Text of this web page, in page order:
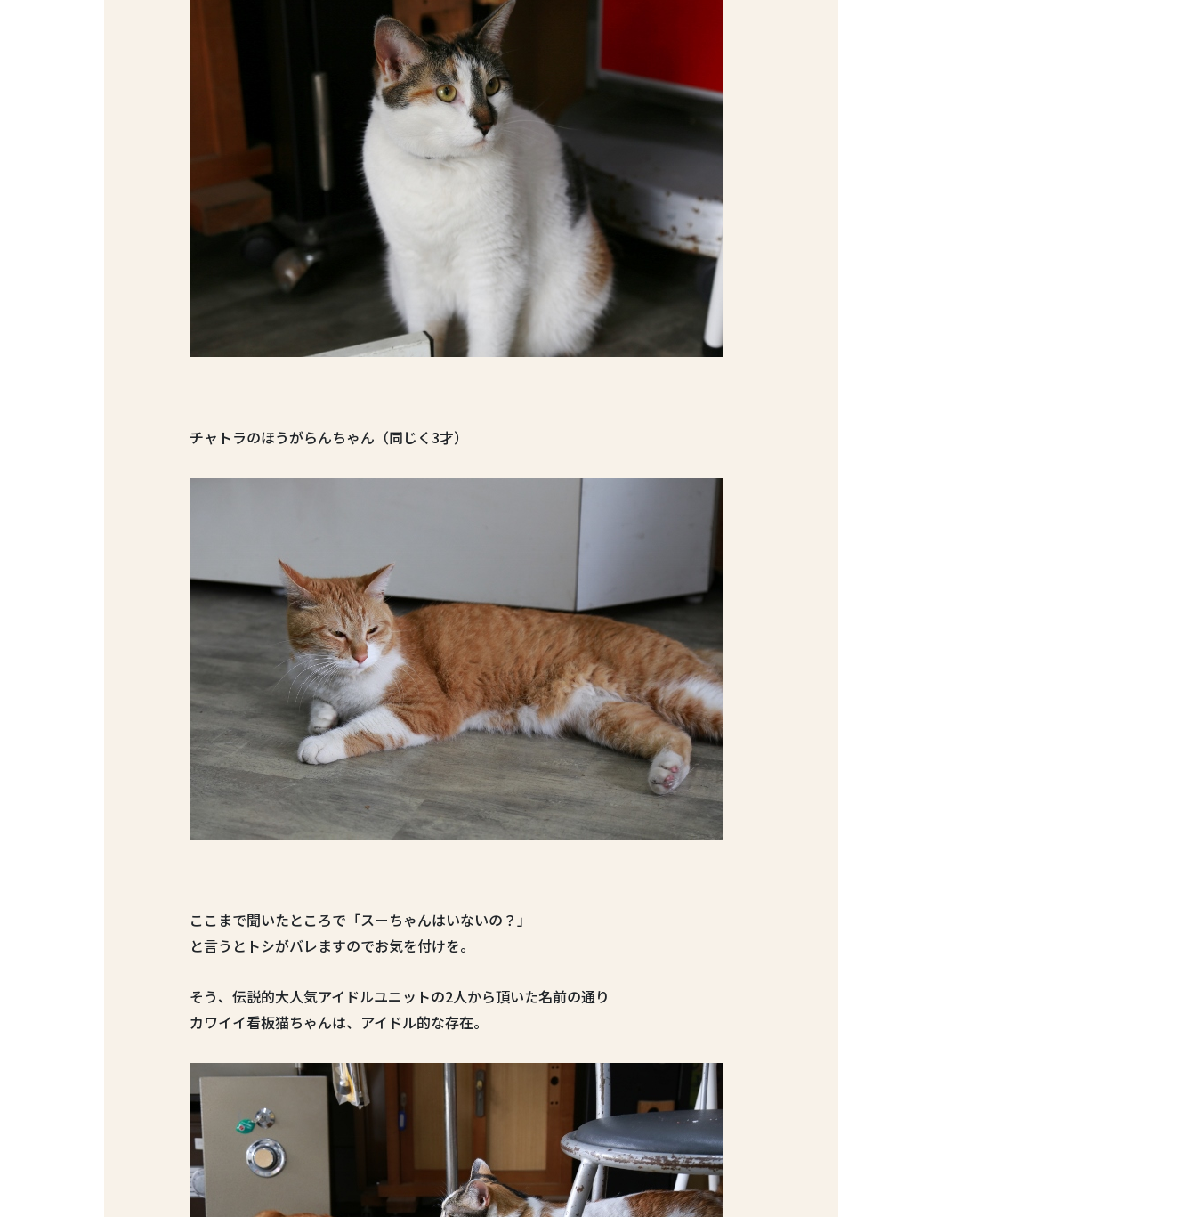
チャトラのほうがらんちゃん（同じく3才）
ここまで聞いたところで「スーちゃんはいないの？」
と言うとトシがバレますのでお気を付けを。
そう、伝説的大人気アイドルユニットの2人から頂いた名前の通り
カワイイ看板猫ちゃんは、アイドル的な存在。